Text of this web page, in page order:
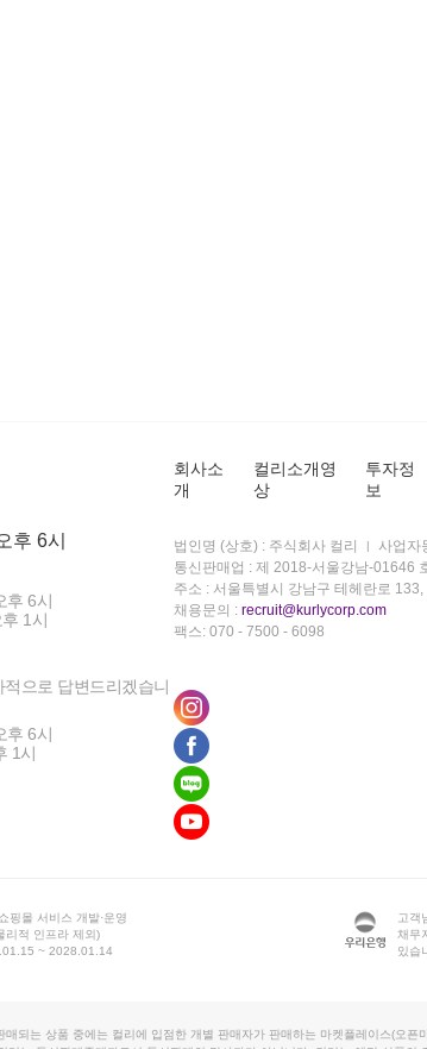
후 6시
후 6시
1시
으로 답변드리겠습니
후 6시
1시
회사소
개
컬리소개영
상
투자정
보
법인명 (상호) : 주식회사 컬리 사업자
통신판매업 : 제 2018-서울강남-01646
주소 : 서울특별시 강남구 테헤란로
채용문의 : recruit@kurlycorp.com
팩스: 070 - 7500 - 6098
핑몰 서비스 개발·운영
리적 인프라 제외)
~ 2028.01.14
고객
채무
있습
매되는 상품 중에는 컬리에 입점한 개별 판매자가 판매하는 마켓플레이스(오픈